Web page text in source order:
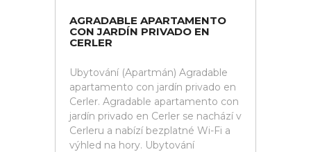
AGRADABLE APARTAMENTO
CON JARDÍN PRIVADO EN
CERLER
Ubytování (Apartmán) Agradable
apartamento con jardín privado en
Cerler. Agradable apartamento con
jardín privado en Cerler se nachází v
Cerleru a nabízí bezplatné Wi-Fi a
výhled na hory. Ubytování